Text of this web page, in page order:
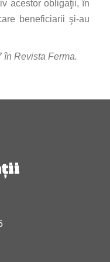
acestor obligaţii, în
beneficiarii şi-au
în Revista Ferma.